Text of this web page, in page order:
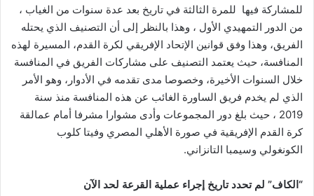
للمشاركة فيها للمرة الثالثة في تاريخ بعد عدة سنوات من الغياب ،
من الدور التمهيدي الأول ، وهذا بالنظر إلى أن التصنيف الذي يحتله
الفريق، وهذا وفق قوانين الإتحاد الإفريقي لكرة القدم، المسيرة لهذه
المنافسة، حيث يعتمد التصنيف على مشاركات الفريق في المنافسة
خلال السنوات الأخيرة، وخصوصا مدى تقدمه في الأدوار، وهو الأمر
الذي لم يخدم فريق الساورة الغائب عن هذه المنافسة منذ سنة
2019 ، حيث بلغ دور المجموعات وأدى مشوارا مشرفا أمام عمالقة
كرة القدم الإفريقية في صورة الأهلي المصري وفيتا كلوب
الكونغولي وسيمبا التانزاني.
“الكاف” لم تحدد تاريخ إجراء عملية القرعة لحد الآن